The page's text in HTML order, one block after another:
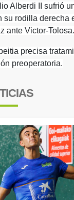
Alberdi II sufrió
su rodilla derecha
ante Victor-Tolosa.
precisa
preoperatoria.